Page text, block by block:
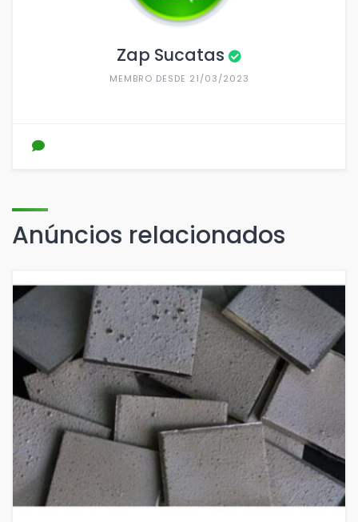
Zap Sucatas
MEMBRO DESDE 21/03/2023
Anúncios relacionados